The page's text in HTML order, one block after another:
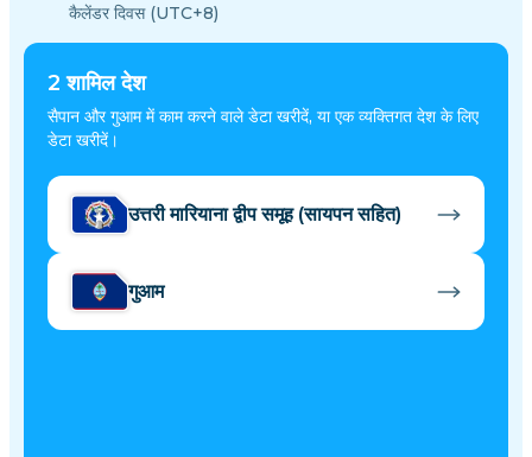
2 शामिल देश
सैपान और गुआम में काम करने वाले डेटा खरीदें, या एक व्यक्तिगत देश के लिए
डेटा खरीदें।
उत्तरी मारियाना द्वीप समूह (सायपन सहित)
गुआम
कैलेंडर दिवस (UTC+8)